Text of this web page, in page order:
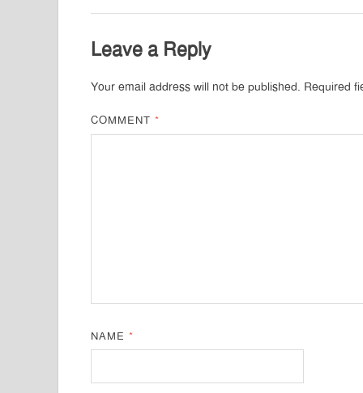
Leave a Reply
Your email address will not be published. Required
COMMENT*
NAME*